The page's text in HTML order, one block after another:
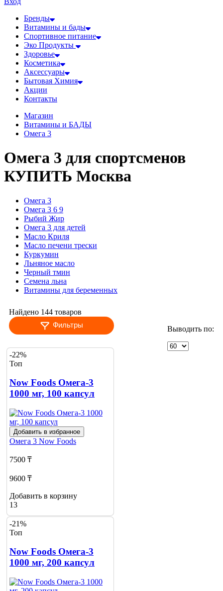
Бренды
Витамины и бады
Спортивное питание
Эко Продукты
Здоровье
Косметика
Аксессуары
Бытовая Химия
Акции
Контакты
Магазин
Витамины и БАДЫ
Омега 3
Омега 3 для спортсменов
КУПИТЬ Москва
Омега 3
Омега 3 6 9
Рыбий Жир
Омега 3 для детей
Масло Криля
Масло печени трески
Куркумин
Льняное масло
Черный тмин
Семена льна
Витамины для беременных
Найдено 144 товаров
Фильтры
Выводить по:
-22%
Топ
Now Foods Омега-3
1000 мг, 100 капсул
Добавить в избранное
Омега 3 Now Foods
7500 ₸
9600 ₸
Добавить в корзину
13
-21%
Топ
Now Foods Омега-3
1000 мг, 200 капсул